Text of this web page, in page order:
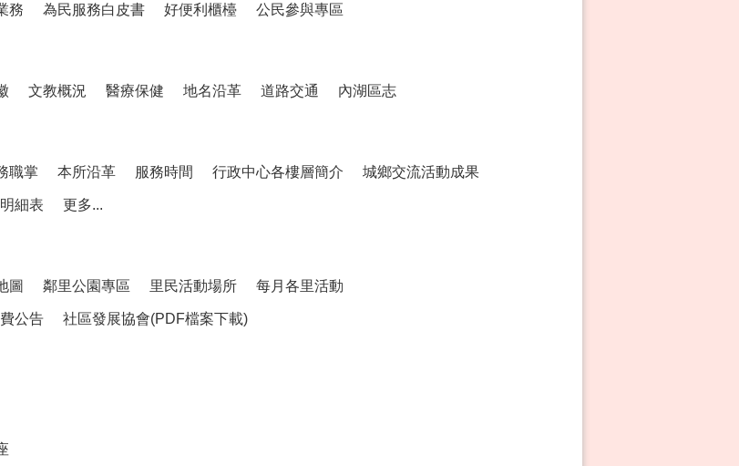
務 為民服務白皮書 好便利櫃檯 公民參與專區
文教概況 醫療保健 地名沿革 道路交通 內湖區志
職掌 本所沿革 服務時間 行政中心各樓層簡介 城鄉交流活動成果
細表 更多...
圖 鄰里公園專區 里民活動場所 每月各里活動
公告 社區發展協會(PDF檔案下載)